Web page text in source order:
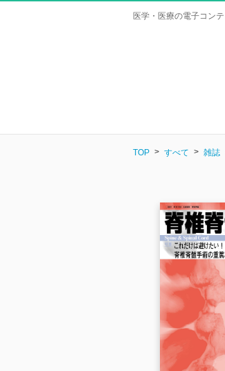
医学・医療の電子コン
TOP すべて 雑誌